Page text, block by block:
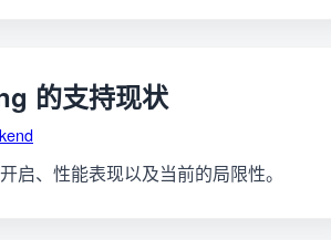
的支持现状
启、性能表现以及当前的局限性。